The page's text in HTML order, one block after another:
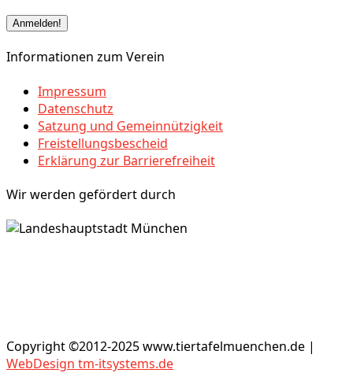
Informationen zum Verein
Impressum
Datenschutz
Satzung und Gemeinnützigkeit
Freistellungsbescheid
Erklärung zur Barrierefreiheit
Wir werden gefördert durch
Copyright ©2012-2025 www.tiertafelmuenchen.de |
WebDesign tm-itsystems.de